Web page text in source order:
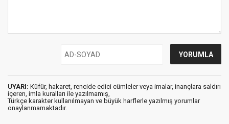
UYARI: Küfür, hakaret, rencide edici cümleler veya imalar, inançlara saldırı
içeren, imla kuralları ile yazılmamış,
Türkçe karakter kullanılmayan ve büyük harflerle yazılmış yorumlar
onaylanmamaktadır.